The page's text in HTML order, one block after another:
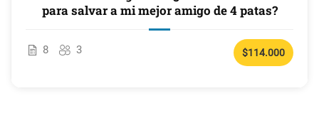
para salvar a mi mejor amigo de 4 patas?
8 3 $114.000